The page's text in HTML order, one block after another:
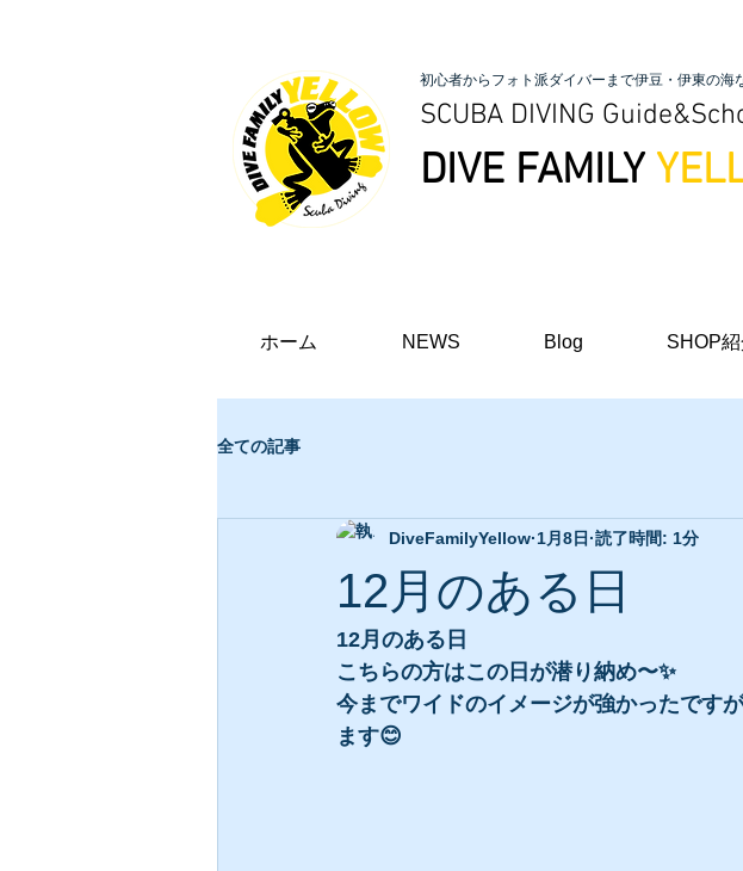
初心者からフォト派ダイバーまで伊豆・伊東の海
SCUBA DIVING
DIVE FAMILY
ホーム NEWS Blog SHOP
全ての記事
12月のある日
DiveFamilyYellow 1月8日 読了時間: 1分
12月のある日
こちらの方はこの日が潜り納め〜✨
今までワイドのイメージが強かったです
ます😊